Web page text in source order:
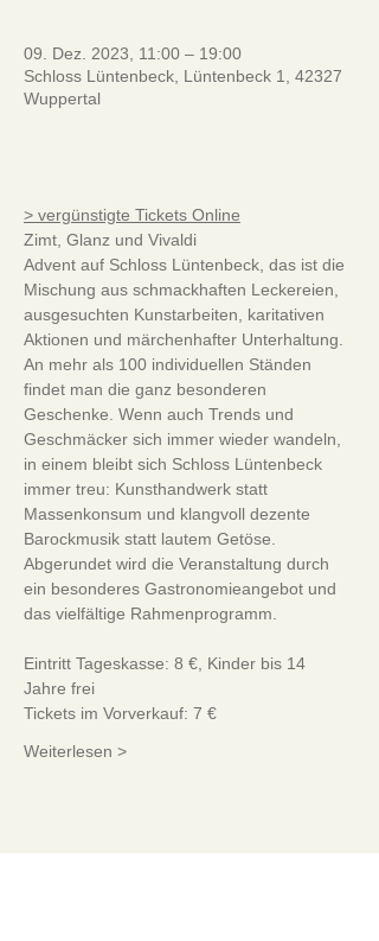
09. Dez. 2023, 11:00 – 19:00
Schloss Lüntenbeck, Lüntenbeck 1, 42327
Wuppertal
> vergünstigte Tickets Online
Zimt, Glanz und Vivaldi
Advent auf Schloss Lüntenbeck, das ist die
Mischung aus schmackhaften Leckereien,
ausgesuchten Kunstarbeiten, karitativen
Aktionen und märchenhafter Unterhaltung.
An mehr als 100 individuellen Ständen
findet man die ganz besonderen
Geschenke. Wenn auch Trends und
Geschmäcker sich immer wieder wandeln,
in einem bleibt sich Schloss Lüntenbeck
immer treu: Kunsthandwerk statt
Massenkonsum und klangvoll dezente
Barockmusik statt lautem Getöse.
Abgerundet wird die Veranstaltung durch
ein besonderes Gastronomieangebot und
das vielfältige Rahmenprogramm.
Eintritt Tageskasse: 8 €, Kinder bis 14
Jahre frei
Tickets im Vorverkauf: 7 €
Weiterlesen >